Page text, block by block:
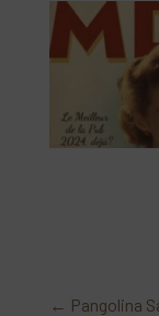
← Pangolina